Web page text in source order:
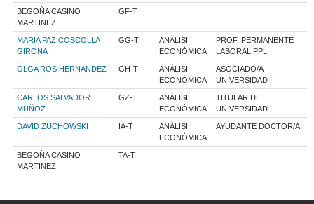
BEGOÑA CASINO
MARTINEZ
GF-T
MARIA PAZ COSCOLLA
GIRONA
GG-T
ANÀLISI
ECONÒMICA
PROF. PERMANENTE
LABORAL PPL
OLGA ROS HERNANDEZ GH-T
ANÀLISI
ECONÒMICA
ASOCIADO/A
UNIVERSIDAD
CARLOS SALVADOR
MUÑOZ
GZ-T
ANÀLISI
ECONÒMICA
TITULAR DE
UNIVERSIDAD
DAVID ZUCHOWSKI IA-T
ANÀLISI
ECONÒMICA
AYUDANTE DOCTOR/A
BEGOÑA CASINO
MARTINEZ
TA-T